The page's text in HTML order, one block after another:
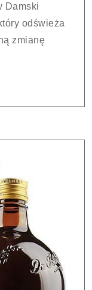
odświeża
zmianę